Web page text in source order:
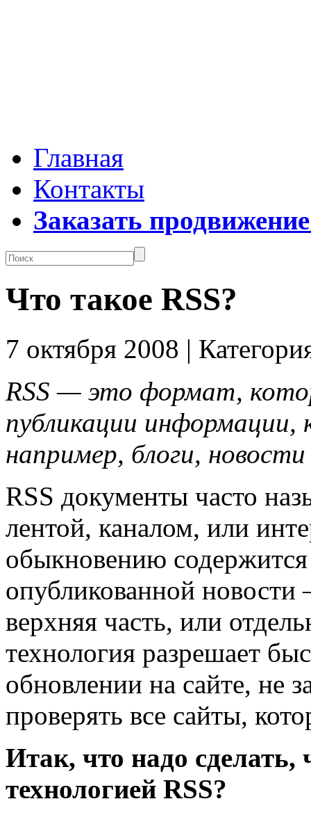
Главная
Контакты
Заказать
Что такое RSS?
7 октября 2008 |
RSS — это формат,
публикации информации,
например, блоги,
RSS документы часто
лентой, каналом, или
обыкновению
опубликованной
верхняя часть, или
технология разрешает
обновлении на сайте, не
проверять все сайты,
Итак, что надо сделать,
технологией RSS?